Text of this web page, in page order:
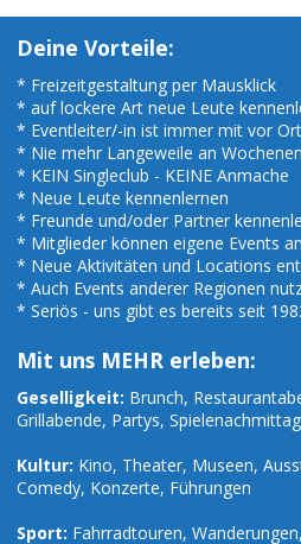
Deine Vorteile:
* Freizeitgestaltung per Mausklick
* auf lockere Art neue Leute
* Eventleiter/-in ist immer mit vor Ort
* Nie mehr Langeweile an
* KEIN Singleclub - KEINE Anmache
* Neue Leute kennenlernen
* Freunde und/oder Partner
* Mitglieder können eigene Events
* Neue Aktivitäten und Locations
* Auch Events anderer Regionen
* Seriös - uns gibt es bereits seit
Mit uns MEHR erleben:
Geselligkeit: Brunch,
Grillabende, Partys,
Kultur: Kino, Theater, Museen,
Comedy, Konzerte, Führungen
Sport: Fahrradtouren,